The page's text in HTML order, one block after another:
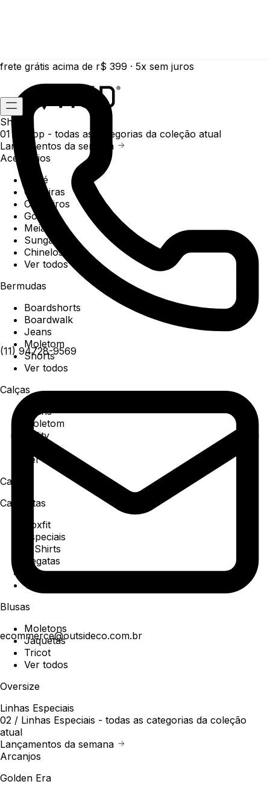
frete grátis acima de r$ 399 · 5x sem juros
(11) 94728-9569
ecommerce@outsideco.com.br
Shop
01 /
Shop - todas as categorias da coleção atual
Lançamentos da semana
Acessórios
Boné
Carteiras
Chaveiros
Gorros
Meias
Sunga
Chinelos
Ver todos
Bermudas
Boardshorts
Boardwalk
Jeans
Moletom
Shorts
Ver todos
Calças
Jeans
Moletom
Utility
Ver todos
Camisa
Camisetas
Boxfit
Especiais
T-Shirts
Regatas
Polo
Ver todos
Blusas
Moletons
Jaquetas
Tricot
Ver todos
Oversize
Linhas Especiais
02 / Linhas Especiais - todas as categorias da coleção
atual
Lançamentos da semana
Arcanjos
Golden Era